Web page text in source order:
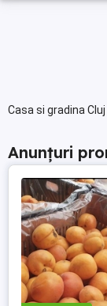
Casa si gradina Cluj
Anunțuri